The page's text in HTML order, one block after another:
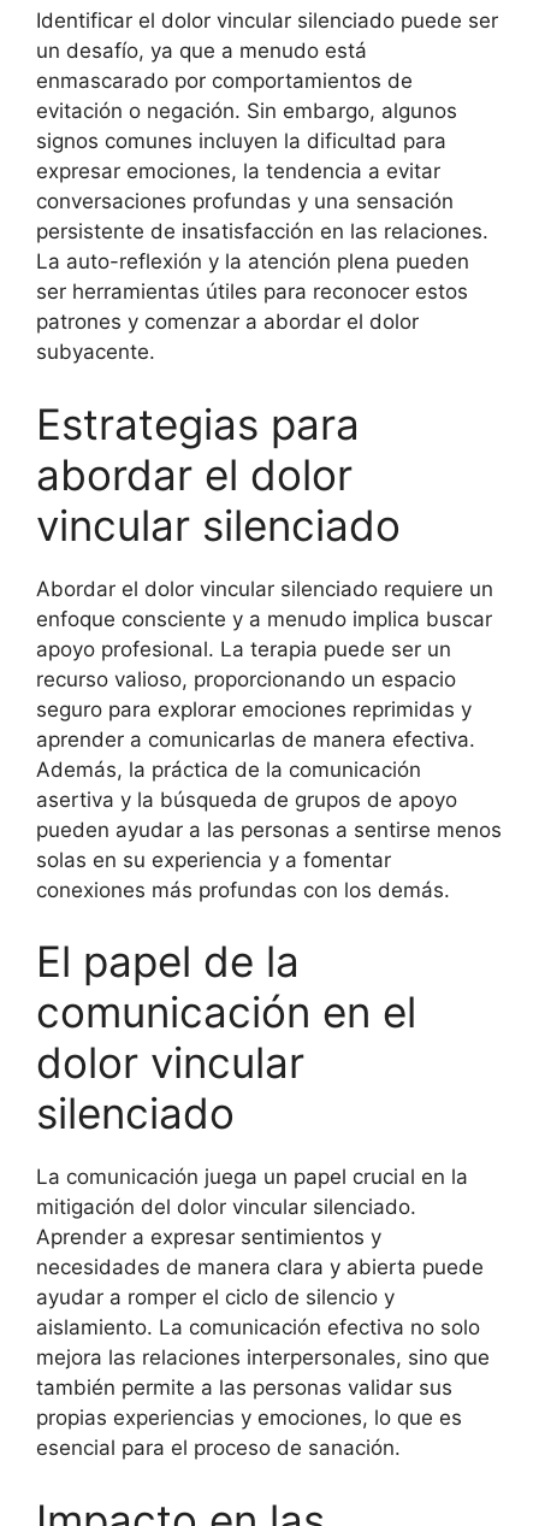
Identificar el dolor vincular silenciado puede ser
un desafío, ya que a menudo está
enmascarado por comportamientos de
evitación o negación. Sin embargo, algunos
signos comunes incluyen la dificultad para
expresar emociones, la tendencia a evitar
conversaciones profundas y una sensación
persistente de insatisfacción en las relaciones.
La auto-reflexión y la atención plena pueden
ser herramientas útiles para reconocer estos
patrones y comenzar a abordar el dolor
subyacente.
Estrategias para
abordar el dolor
vincular silenciado
Abordar el dolor vincular silenciado requiere un
enfoque consciente y a menudo implica buscar
apoyo profesional. La terapia puede ser un
recurso valioso, proporcionando un espacio
seguro para explorar emociones reprimidas y
aprender a comunicarlas de manera efectiva.
Además, la práctica de la comunicación
asertiva y la búsqueda de grupos de apoyo
pueden ayudar a las personas a sentirse menos
solas en su experiencia y a fomentar
conexiones más profundas con los demás.
El papel de la
comunicación en el
dolor vincular
silenciado
La comunicación juega un papel crucial en la
mitigación del dolor vincular silenciado.
Aprender a expresar sentimientos y
necesidades de manera clara y abierta puede
ayudar a romper el ciclo de silencio y
aislamiento. La comunicación efectiva no solo
mejora las relaciones interpersonales, sino que
también permite a las personas validar sus
propias experiencias y emociones, lo que es
esencial para el proceso de sanación.